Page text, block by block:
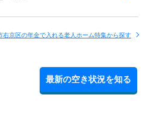
右京区の年金で入れる老人ホーム特集から探す
最新の空き状況を知る